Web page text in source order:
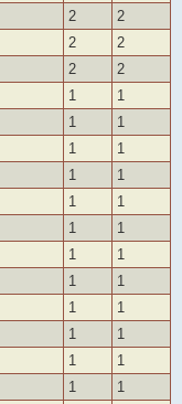
2
2
2
2
2
2
1
1
1
1
1
1
1
1
1
1
1
1
1
1
1
1
1
1
1
1
1
1
1
1